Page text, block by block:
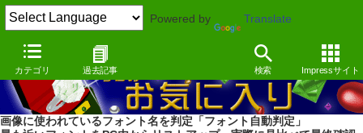
Powered by Translate
カテゴリ 過去記事 検索 Impressサイト
画像に使われているフォント名を判定「フォント自動判定」